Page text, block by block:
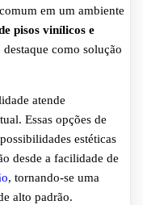
em um ambiente
pisos vinílicos e
como solução
atende
Essas opções de
estéticas
desde a facilidade de
, tornando-se uma
alto padrão.